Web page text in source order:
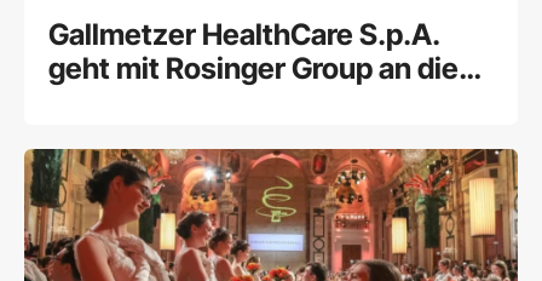
Gallmetzer HealthCare S.p.A.
geht mit Rosinger Group an die